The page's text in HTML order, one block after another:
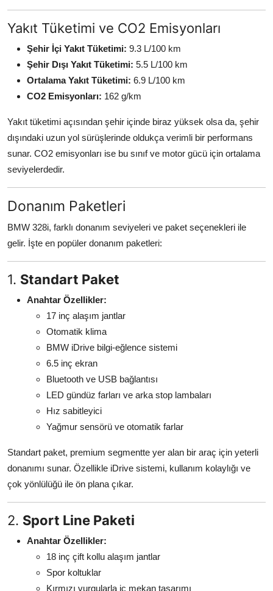
Yakıt Tüketimi ve CO2 Emisyonları
Şehir İçi Yakıt Tüketimi: 9.3 L/100 km
Şehir Dışı Yakıt Tüketimi: 5.5 L/100 km
Ortalama Yakıt Tüketimi: 6.9 L/100 km
CO2 Emisyonları: 162 g/km
Yakıt tüketimi açısından şehir içinde biraz yüksek olsa da, şehir
dışındaki uzun yol sürüşlerinde oldukça verimli bir performans
sunar. CO2 emisyonları ise bu sınıf ve motor gücü için ortalama
seviyelerdedir.
Donanım Paketleri
BMW 328i, farklı donanım seviyeleri ve paket seçenekleri ile
gelir. İşte en popüler donanım paketleri:
1. Standart Paket
Anahtar Özellikler:
17 inç alaşım jantlar
Otomatik klima
BMW iDrive bilgi-eğlence sistemi
6.5 inç ekran
Bluetooth ve USB bağlantısı
LED gündüz farları ve arka stop lambaları
Hız sabitleyici
Yağmur sensörü ve otomatik farlar
Standart paket, premium segmentte yer alan bir araç için yeterli
donanımı sunar. Özellikle iDrive sistemi, kullanım kolaylığı ve
çok yönlülüğü ile ön plana çıkar.
2. Sport Line Paketi
Anahtar Özellikler:
18 inç çift kollu alaşım jantlar
Spor koltuklar
Kırmızı vurgularla iç mekan tasarımı